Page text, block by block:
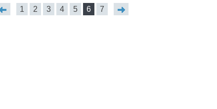
1 2 3 4 5 6 7